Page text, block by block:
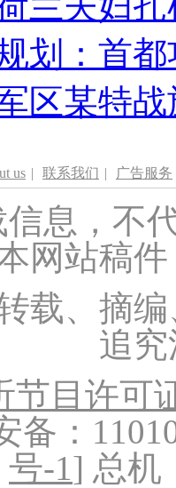
划：首
区某特
us | 联系我们 | 广告服务
息，不
网站稿
载、摘
追
节目许可
备：
号-1] 总机